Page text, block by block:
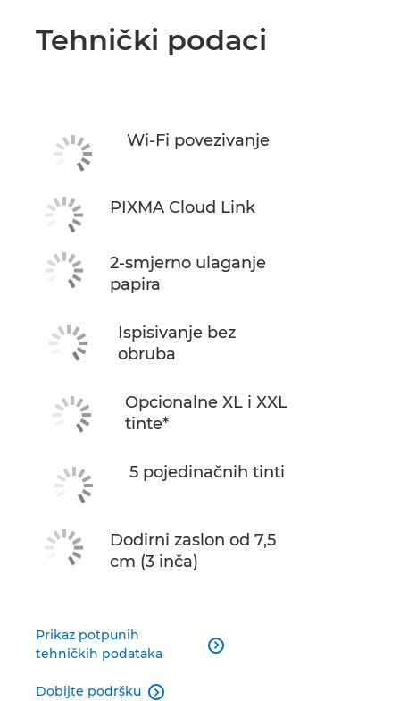
Tehnički podaci
Wi-Fi povezivanje
PIXMA Cloud Link
2-smjerno ulaganje
papira
Ispisivanje bez
obruba
Opcionalne XL i XXL
tinte*
5 pojedinačnih tinti
Dodirni zaslon od 7,5
cm (3 inča)
Prikaz potpunih
tehničkih podataka

Dobijte podršku 